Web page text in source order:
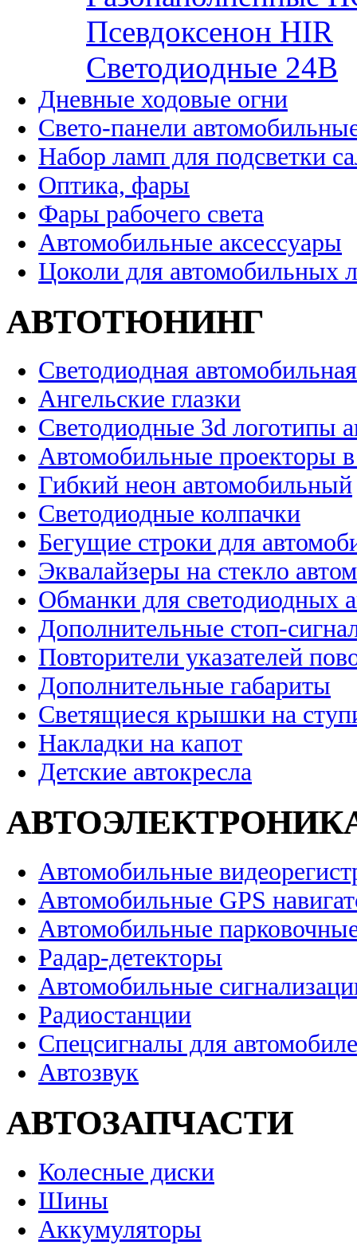
Псевдоксенон HIR
Cветодиодные 24B
Дневные ходовые огни
Свето-панели
Набор ламп для подсветки
Оптика, фары
Фары рабочего света
Автомобильные аксессуары
Цоколи для автомобильных
АВТОТЮНИНГ
Светодиодная
Ангельские глазки
Светодиодные 3d логотипы
Автомобильные проекторы
Гибкий неон автомобильный
Светодиодные колпачки
Бегущие строки для
Эквалайзеры на стекло
Обманки для светодиодных
Дополнительные стоп-
Повторители указателей
Дополнительные габариты
Светящиеся крышки на
Накладки на капот
Детские автокресла
Автомобильные
Автомобильные GPS
Автомобильные
Радар-детекторы
Автомобильные
Радиостанции
Спецсигналы для
Автозвук
АВТОЗАПЧАСТИ
Колесные диски
Шины
Аккумуляторы